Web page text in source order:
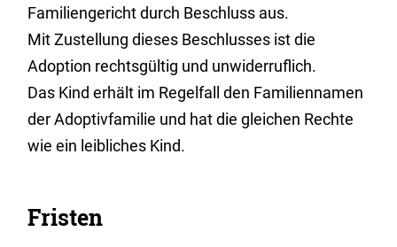
Familiengericht durch Beschluss aus.
Mit Zustellung dieses Beschlusses ist die
Adoption rechtsgültig und unwiderruflich.
Das Kind erhält im Regelfall den Familiennamen
der Adoptivfamilie und hat die gleichen Rechte
wie ein leibliches Kind.
Fristen